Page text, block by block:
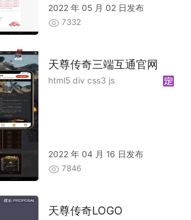
2022 年 05 月 02 日发布
7332
天尊传奇三端互通官网
html5 div css3 js
2022 年 04 月 16 日发布
7846
天尊传奇LOGO